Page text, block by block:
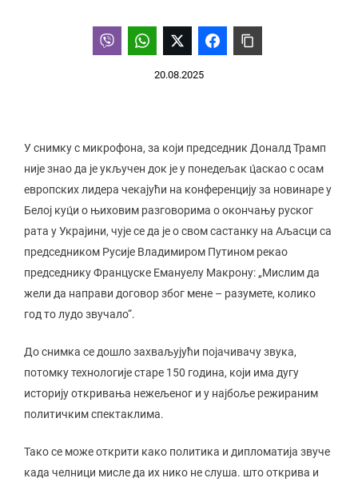
20.08.2025
У снимку с микрофона, за који председник Доналд Трамп
није знао да је укључен док је у понедељак ц́аскао с осам
европских лидера чекајући на конференцију за новинаре у
Белој куц́и о њиховим разговорима о окончању руског
рата у Украјини, чује се да је о свом састанку на Аљасци са
председником Русије Владимиром Путином рекао
председнику Француске Емануелу Макрону: „Мислим да
жели да направи договор због мене – разумете, колико
год то лудо звучало“.
До снимка се дошло захваљујући појачивачу звука,
потомку технологије старе 150 година, који има дугу
историју откривања нежељеног и у најбоље режираним
политичким спектаклима.
Тако се може открити како политика и дипломатија звуче
када челници мисле да их нико не слуша. што открива и